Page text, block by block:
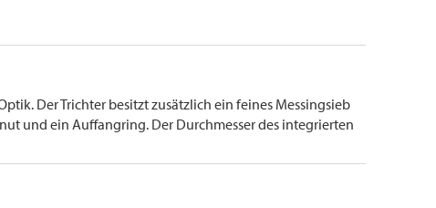
Der Trichter besitzt zusätzlich ein feines Messingsieb
und ein Auffangring. Der Durchmesser des integrierten